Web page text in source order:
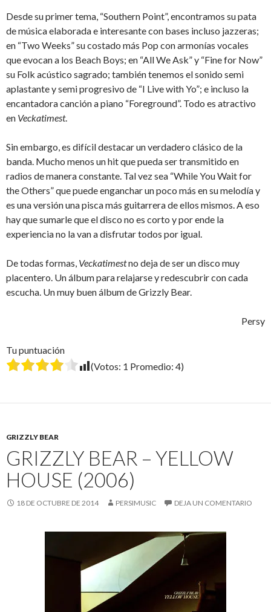
Desde su primer tema, “Southern Point”, encontramos su pata
de música elaborada e interesante con bases incluso jazzeras;
en “Two Weeks” su costado más Pop con armonías vocales
que evocan a los Beach Boys; en “All We Ask” y “Fine for Now”
su Folk acústico sagrado; también tenemos el sonido semi
aplastante y semi progresivo de “I Live with Yo”; e incluso la
encantadora canción a piano “Foreground”. Todo es atractivo
en Veckatimest.
Sin embargo, es difícil destacar un verdadero clásico de la
banda. Mucho menos un hit que pueda ser transmitido en
radios de manera constante. Tal vez sea “While You Wait for
the Others” que puede enganchar un poco más en su melodía y
es una versión una pisca más guitarrera de ellos mismos. A eso
hay que sumarle que el disco no es corto y por ende la
experiencia no la van a disfrutar todos por igual.
De todas formas, Veckatimestno deja de ser un disco muy
placentero. Un álbum para relajarse y redescubrir con cada
escucha. Un muy buen álbum de Grizzly Bear.
Persy
Tu puntuación
(Votos: 1 Promedio: 4)
GRIZZLY BEAR
GRIZZLY BEAR – YELLOW
HOUSE (2006)
18 DE OCTUBRE DE 2014 PERSIMUSIC DEJA UN COMENTARIO